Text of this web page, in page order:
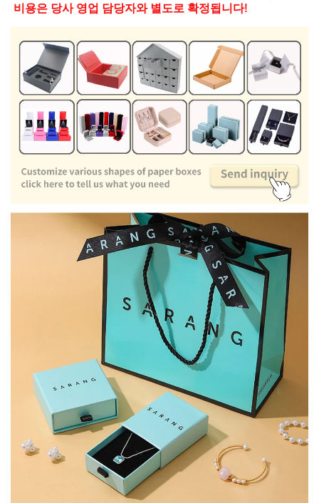
비용은 당사 영업 담당자와 별도로 확정됩니다!